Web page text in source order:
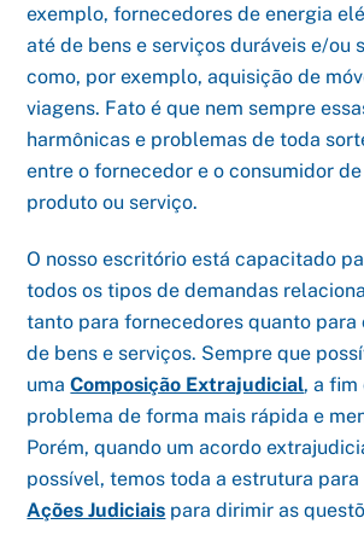
exemplo, fornecedores de energia
até de bens e serviços duráveis e/ou
como, por exemplo, aquisição de
viagens. Fato é que nem sempre
harmônicas e problemas de toda
entre o fornecedor e o consumidor
produto ou serviço.
O nosso escritório está capacitado
todos os tipos de demandas
tanto para fornecedores quanto para
de bens e serviços. Sempre que
umaComposição Extrajudicial, a fim
problema de forma mais rápida e
Porém, quando um acordo
possível, temos toda a estrutura
Ações Judiciais para dirimir as